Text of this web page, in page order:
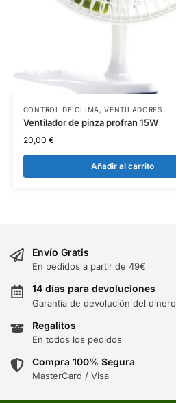
CONTROL DE CLIMA ,VENTILADORES
Ventilador de pinza profran 15W
20,00 €
Añadir al carrito
Envío Gratis
En pedidos a partir de 49€
14 días para devoluciones
Garantía de devolución del dinero
Regalitos
En todos los pedidos
Compra 100% Segura
MasterCard / Visa